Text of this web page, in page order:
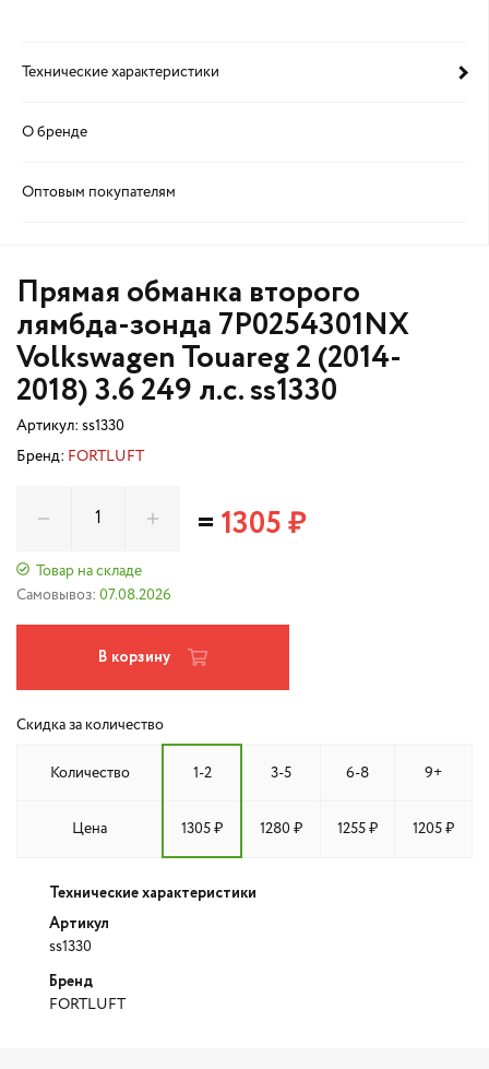
Технические характеристики
О бренде
Оптовым покупателям
Прямая обманка второго
лямбда-зонда 7P0254301NX
Volkswagen Touareg 2 (2014-
2018) 3.6 249 л.с. ss1330
Артикул: ss1330
Бренд: FORTLUFT
Товар на складе
Самовывоз: 07.08.2026
=1305 ₽
В корзину
Скидка за количество
Количество 1-2 3-5 6-8 9+
Цена 1305 ₽ 1280 ₽ 1255 ₽ 1205 ₽
Технические характеристики
Артикул
ss1330
Бренд
FORTLUFT